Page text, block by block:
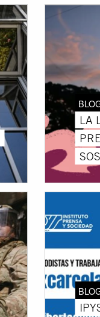
LA